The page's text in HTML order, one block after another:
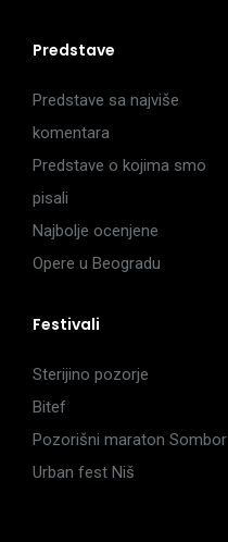
Predstave
Predstave sa najviše
komentara
Predstave o kojima smo
pisali
Najbolje ocenjene
Opere u Beogradu
Festivali
Sterijino pozorje
Bitef
Pozorišni maraton Sombor
Urban fest Niš